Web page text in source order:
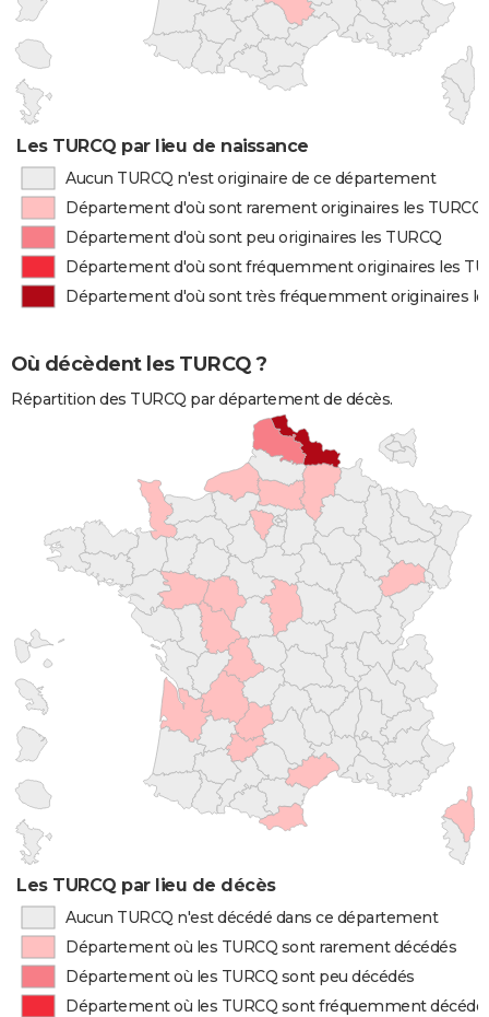
Les TURCQ par lieu de naissance
Aucun TURCQ n'est originaire de ce département
Département d'où sont rarement originaires les TURCQ
Département d'où sont peu originaires les TURCQ
Département d'où sont fréquemment originaires les
Département d'où sont très fréquemment originaires
Où décèdent les TURCQ ?
Répartition des TURCQ par département de décès.
Les TURCQ par lieu de décès
Aucun TURCQ n'est décédé dans ce département
Département où les TURCQ sont rarement décédés
Département où les TURCQ sont peu décédés
Département où les TURCQ sont fréquemment